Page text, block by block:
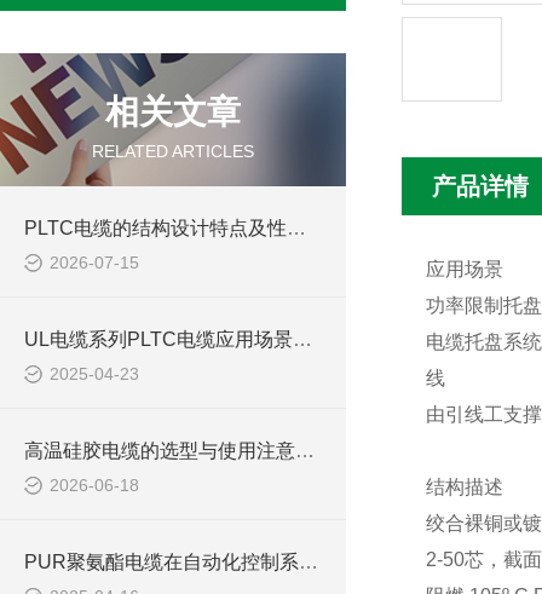
相关文章
RELATED ARTICLES
PLTC电缆的结构设计特点及性能优势体现
2026-07-15
UL电缆系列PLTC电缆应用场景及选型注意事项
2025-04-23
高温硅胶电缆的选型与使用注意事项
2026-06-18
PUR聚氨酯电缆在自动化控制系统中的应用
产品详情
应用场景
功率限制托
电缆托盘系
线
由引线工支
结构描述
绞合裸铜或
2-50芯，截